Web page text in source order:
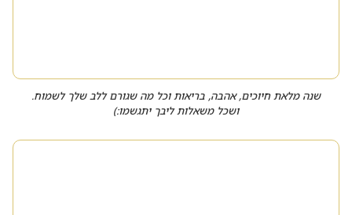
שנה מלאת חיוכים, אהבה, בריאות וכל מה שגורם ללב שלך לשמוח.
ושכל משאלות ליבך יתגשמו:)